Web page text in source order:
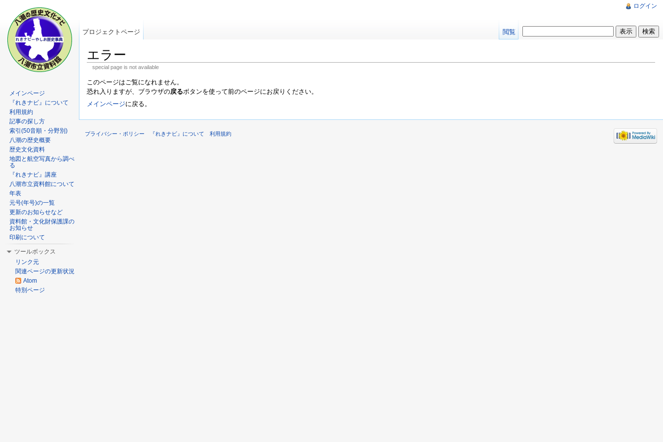
エラー
special page is not available
このページはご覧になれません。
恐れ入りますが、ブラウザの戻るボタンを使って前のページにお戻りください。
メインページに戻る。
ログイン
プロジェクトページ 閲覧
メインページ
『れきナビ』について
利用規約
記事の探し方
索引(50音順・分野別)
八潮の歴史概要
歴史文化資料
地図と航空写真から調べ
る
『れきナビ』講座
八潮市立資料館について
年表
元号(年号)の一覧
更新のお知らせなど
資料館・文化財保護課の
お知らせ
印刷について
ツールボックス
リンク元
関連ページの更新状況
Atom
特別ページ
プライバシー・ポリシー 『れきナビ』について 利用規約